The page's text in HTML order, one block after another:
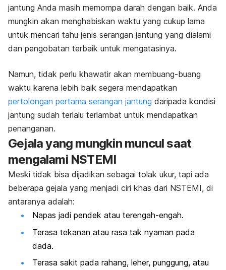
jantung Anda masih memompa darah dengan baik. Anda
mungkin akan menghabiskan waktu yang cukup lama
untuk mencari tahu jenis serangan jantung yang dialami
dan pengobatan terbaik untuk mengatasinya.
Namun, tidak perlu khawatir akan membuang-buang
waktu karena lebih baik segera mendapatkan
pertolongan pertama serangan jantung daripada kondisi
jantung sudah terlalu terlambat untuk mendapatkan
penanganan.
Gejala yang mungkin muncul saat
mengalami NSTEMI
Meski tidak bisa dijadikan sebagai tolak ukur, tapi ada
beberapa gejala yang menjadi ciri khas dari NSTEMI, di
antaranya adalah:
Napas jadi pendek atau terengah-engah.
Terasa tekanan atau rasa tak nyaman pada
dada.
Terasa sakit pada rahang, leher, punggung, atau